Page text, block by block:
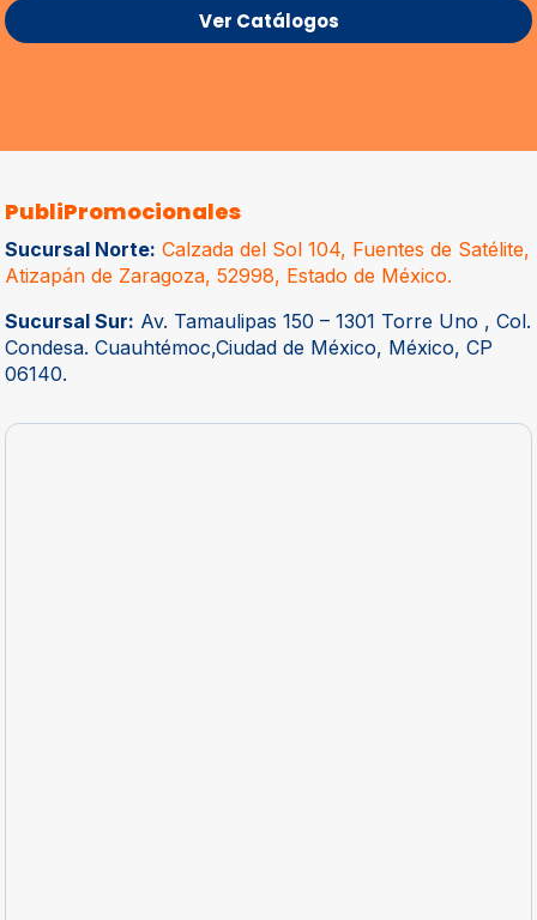
Ver Catálogos
PubliPromocionales
Sucursal Norte: Calzada del Sol 104, Fuentes de Satélite,
Atizapán de Zaragoza, 52998, Estado de México.
Sucursal Sur: Av. Tamaulipas 150 – 1301 Torre Uno , Col.
Condesa. Cuauhtémoc,Ciudad de México, México, CP
06140.